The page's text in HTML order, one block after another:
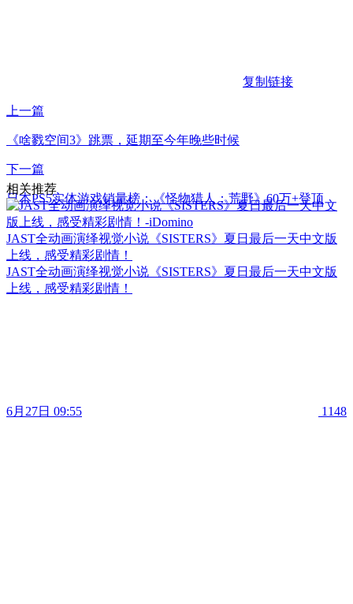
复制链接
上一篇
《啥戮空间3》跳票，延期至今年晚些时候
下一篇
日本PS5实体游戏销量榜：《怪物猎人：荒野》60万+登顶
相关推荐
JAST全动画演绎视觉小说《SISTERS》夏日最后一天中文版
上线，感受精彩剧情！
JAST全动画演绎视觉小说《SISTERS》夏日最后一天中文版
上线，感受精彩剧情！
6月27日 09:55 1148